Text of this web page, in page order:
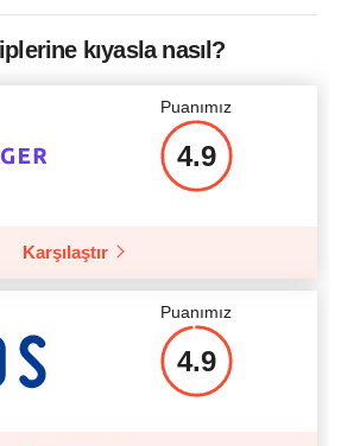
$6.70
Daha fazla detay
kıyasla nasıl?
Puanımız
4.9
Karşılaştır
Puanımız
4.9